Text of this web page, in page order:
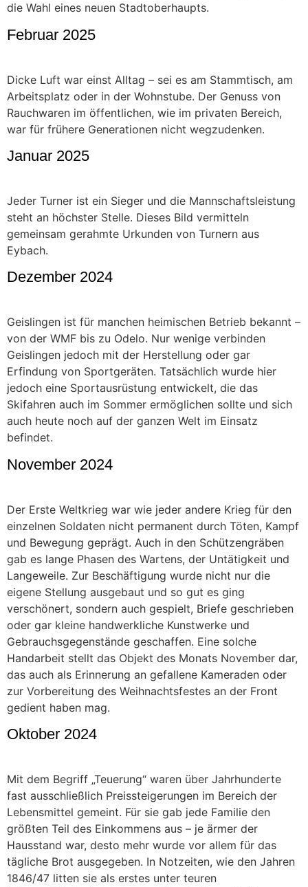
die Wahl eines neuen Stadtoberhaupts.
Februar 2025
Dicke Luft war einst Alltag – sei es am Stammtisch, am
Arbeitsplatz oder in der Wohnstube. Der Genuss von
Rauchwaren im öffentlichen, wie im privaten Bereich,
war für frühere Generationen nicht wegzudenken.
Januar 2025
Jeder Turner ist ein Sieger und die Mannschaftsleistung
steht an höchster Stelle. Dieses Bild vermitteln
gemeinsam gerahmte Urkunden von Turnern aus
Eybach.
Dezember 2024
Geislingen ist für manchen heimischen Betrieb bekannt –
von der WMF bis zu Odelo. Nur wenige verbinden
Geislingen jedoch mit der Herstellung oder gar
Erfindung von Sportgeräten. Tatsächlich wurde hier
jedoch eine Sportausrüstung entwickelt, die das
Skifahren auch im Sommer ermöglichen sollte und sich
auch heute noch auf der ganzen Welt im Einsatz
befindet.
November 2024
Der Erste Weltkrieg war wie jeder andere Krieg für den
einzelnen Soldaten nicht permanent durch Töten, Kampf
und Bewegung geprägt. Auch in den Schützengräben
gab es lange Phasen des Wartens, der Untätigkeit und
Langeweile. Zur Beschäftigung wurde nicht nur die
eigene Stellung ausgebaut und so gut es ging
verschönert, sondern auch gespielt, Briefe geschrieben
oder gar kleine handwerkliche Kunstwerke und
Gebrauchsgegenstände geschaffen. Eine solche
Handarbeit stellt das Objekt des Monats November dar,
das auch als Erinnerung an gefallene Kameraden oder
zur Vorbereitung des Weihnachtsfestes an der Front
gedient haben mag.
Oktober 2024
Mit dem Begriff „Teuerung“ waren über Jahrhunderte
fast ausschließlich Preissteigerungen im Bereich der
Lebensmittel gemeint. Für sie gab jede Familie den
größten Teil des Einkommens aus – je ärmer der
Hausstand war, desto mehr wurde vor allem für das
tägliche Brot ausgegeben. In Notzeiten, wie den Jahren
1846/47 litten sie als erstes unter teuren